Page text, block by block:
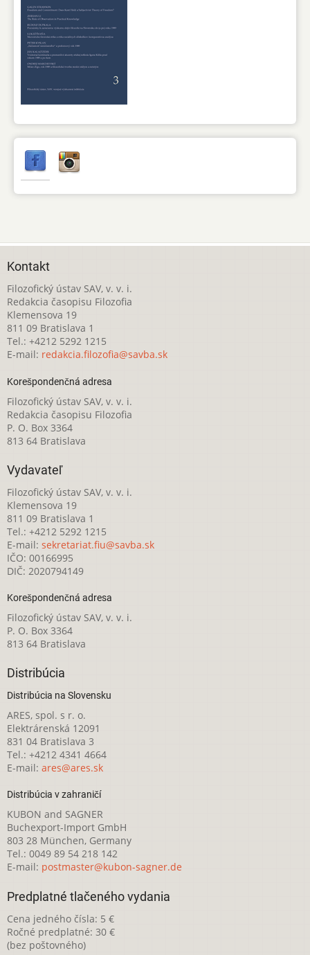
Kontakt
Filozofický ústav SAV, v. v. i.
Redakcia časopisu Filozofia
Klemensova 19
811 09 Bratislava 1
Tel.: +4212 5292 1215
E-mail: redakcia.filozofia@savba.sk
Korešpondenčná adresa
Filozofický ústav SAV, v. v. i.
Redakcia časopisu Filozofia
P. O. Box 3364
813 64 Bratislava
Vydavateľ
Filozofický ústav SAV, v. v. i.
Klemensova 19
811 09 Bratislava 1
Tel.: +4212 5292 1215
E-mail: sekretariat.fiu@savba.sk
IČO: 00166995
DIČ: 2020794149
Korešpondenčná adresa
Filozofický ústav SAV, v. v. i.
P. O. Box 3364
813 64 Bratislava
Distribúcia
Distribúcia na Slovensku
ARES, spol. s r. o.
Elektrárenská 12091
831 04 Bratislava 3
Tel.: +4212 4341 4664
E-mail: ares@ares.sk
Distribúcia v zahraničí
KUBON and SAGNER
Buchexport-Import GmbH
803 28 München, Germany
Tel.: 0049 89 54 218 142
E-mail: postmaster@kubon-sagner.de
Predplatné tlačeného vydania
Cena jedného čísla: 5 €
Ročné predplatné: 30 €
(bez poštovného)